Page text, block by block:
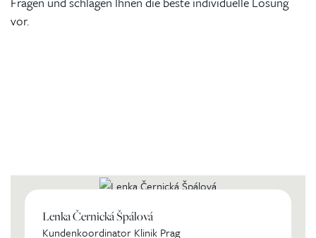
vor.
Lenka Černická Špálová
Kundenkoordinator Klinik Prag